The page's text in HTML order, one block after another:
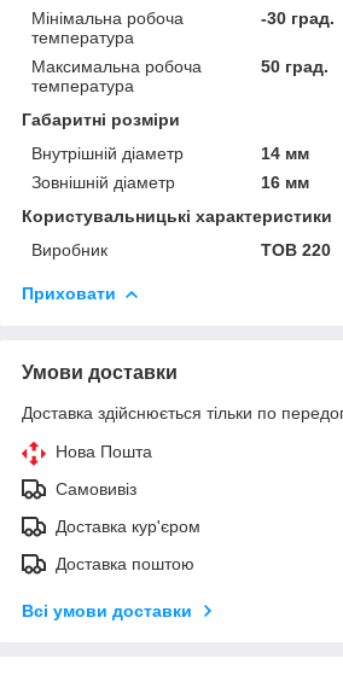
Мінімальна робоча
температура
-30 град.
Максимальна робоча
температура
50 град.
Габаритні розміри
Внутрішній діаметр
14 мм
Зовнішній діаметр
16 мм
Користувальницькі характеристики
Виробник
ТОВ 220
Приховати
Умови доставки
Доставка здійснюється тільки по
Нова Пошта
Самовивіз
Доставка кур'єром
Доставка поштою
Всі умови доставки